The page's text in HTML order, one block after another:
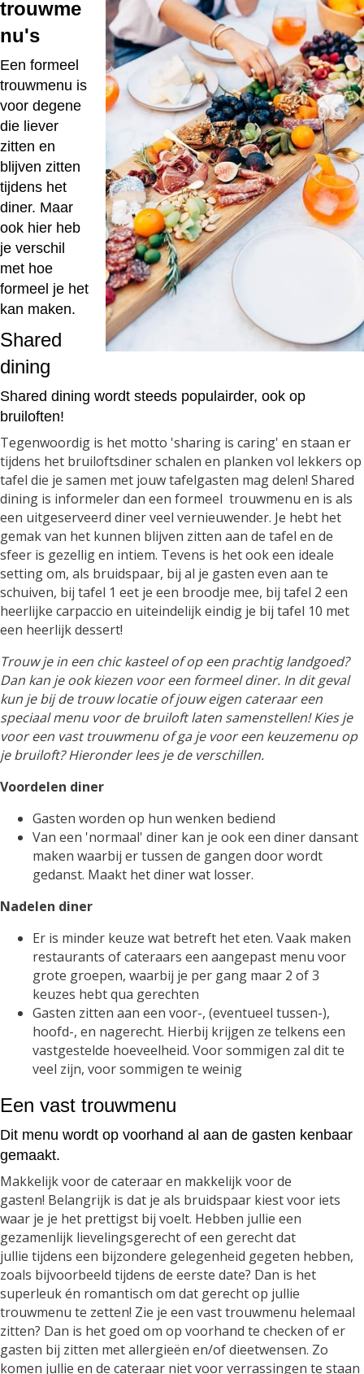
trouwme
nu's
Een formeel
trouwmenu is
voor degene
die liever
zitten en
blijven zitten
tijdens het
diner. Maar
ook hier heb
je verschil
met hoe
formeel je het
kan maken.
Shared
dining
Shared dining wordt steeds populairder, ook op
bruiloften!
Tegenwoordig is het motto 'sharing is caring' en staan er
tijdens het bruiloftsdiner schalen en planken vol lekkers op
tafel die je samen met jouw tafelgasten mag delen! Shared
dining is informeler dan een formeel trouwmenu en is als
een uitgeserveerd diner veel vernieuwender. Je hebt het
gemak van het kunnen blijven zitten aan de tafel en de
sfeer is gezellig en intiem. Tevens is het ook een ideale
setting om, als bruidspaar, bij al je gasten even aan te
schuiven, bij tafel 1 eet je een broodje mee, bij tafel 2 een
heerlijke carpaccio en uiteindelijk eindig je bij tafel 10 met
een heerlijk dessert!
Trouw je in een chic kasteel of op een prachtig landgoed?
Dan kan je ook kiezen voor een formeel diner. In dit geval
kun je bij de trouw locatie of jouw eigen cateraar een
speciaal menu voor de bruiloft laten samenstellen! Kies je
voor een vast trouwmenu of ga je voor een keuzemenu op
je bruiloft? Hieronder lees je de verschillen.
Voordelen diner
Gasten worden op hun wenken bediend
Van een 'normaal' diner kan je ook een diner dansant
maken waarbij er tussen de gangen door wordt
gedanst. Maakt het diner wat losser.
Nadelen diner
Er is minder keuze wat betreft het eten. Vaak maken
restaurants of cateraars een aangepast menu voor
grote groepen, waarbij je per gang maar 2 of 3
keuzes hebt qua gerechten
Gasten zitten aan een voor-, (eventueel tussen-),
hoofd-, en nagerecht. Hierbij krijgen ze telkens een
vastgestelde hoeveelheid. Voor sommigen zal dit te
veel zijn, voor sommigen te weinig
Een vast trouwmenu
Dit menu wordt op voorhand al aan de gasten kenbaar
gemaakt.
Makkelijk voor de cateraar en makkelijk voor de
gasten! Belangrijk is dat je als bruidspaar kiest voor iets
waar je je het prettigst bij voelt. Hebben jullie een
gezamenlijk lievelingsgerecht of een gerecht dat
jullie tijdens een bijzondere gelegenheid gegeten hebben,
zoals bijvoorbeeld tijdens de eerste date? Dan is het
superleuk én romantisch om dat gerecht op jullie
trouwmenu te zetten! Zie je een vast trouwmenu helemaal
zitten? Dan is het goed om op voorhand te checken of er
gasten bij zitten met allergieën en/of dieetwensen. Zo
komen jullie en de cateraar niet voor verrassingen te staan